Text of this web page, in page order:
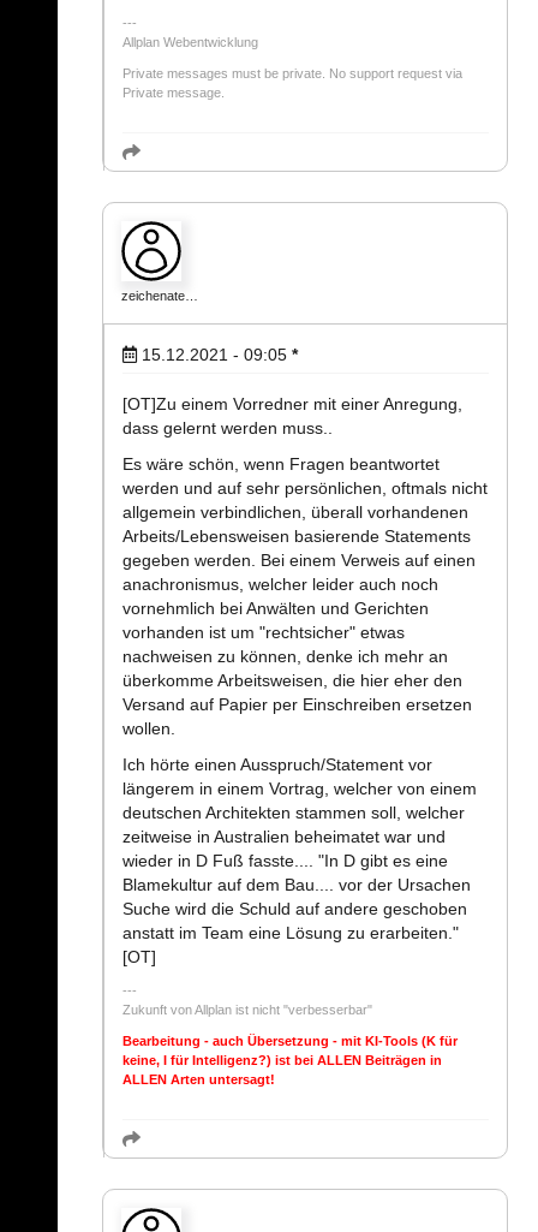
Allplan Webentwicklung
Private messages must be private. No support request via
Private message.
zeichenate…
15.12.2021 - 09:05 *
[OT]Zu einem Vorredner mit einer Anregung,
dass gelernt werden muss..
Es wäre schön, wenn Fragen beantwortet
werden und auf sehr persönlichen, oftmals nicht
allgemein verbindlichen, überall vorhandenen
Arbeits/Lebensweisen basierende Statements
gegeben werden. Bei einem Verweis auf einen
anachronismus, welcher leider auch noch
vornehmlich bei Anwälten und Gerichten
vorhanden ist um "rechtsicher" etwas
nachweisen zu können, denke ich mehr an
überkomme Arbeitsweisen, die hier eher den
Versand auf Papier per Einschreiben ersetzen
wollen.
Ich hörte einen Ausspruch/Statement vor
längerem in einem Vortrag, welcher von einem
deutschen Architekten stammen soll, welcher
zeitweise in Australien beheimatet war und
wieder in D Fuß fasste.... "In D gibt es eine
Blamekultur auf dem Bau.... vor der Ursachen
Suche wird die Schuld auf andere geschoben
anstatt im Team eine Lösung zu erarbeiten."
[OT]
Zukunft von Allplan ist nicht "verbesserbar"
Bearbeitung - auch Übersetzung - mit KI-Tools (K für
keine, I für Intelligenz?) ist bei ALLEN Beiträgen in
ALLEN Arten untersagt!